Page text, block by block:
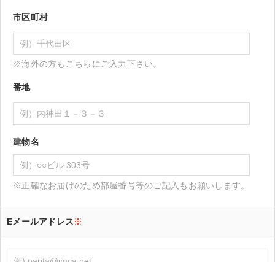
市区町村
※海外の方もこちらにご入力下さい。
番地
建物名
※正確なお届けのため部屋番号等のご記入もお願いします。
Eメールアドレス※